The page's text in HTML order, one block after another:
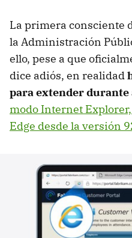
La primera consciente
la Administración
ello, pese a que
dice adiós, en realidad
para extender durante
modo Internet
Edge desde la versión